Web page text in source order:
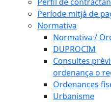
Període mitjà de
Normativa
Normativa /
DUPROCIM
Consultes
ordenança o
Ordenances
Urbanisme